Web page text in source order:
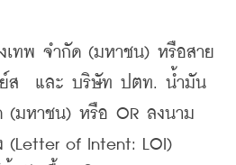
พ จำกัด (มหาชน) หรือสาย
ย์ส  และ บริษัท ปตท. น้ำมัน
(มหาชน) หรือ OR ลงนาม
(Letter of Intent: LOI)